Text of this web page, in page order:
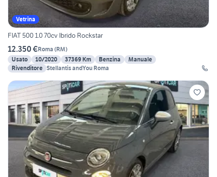
Vetrina
FIAT 500 1.0 70cv Ibrido Rockstar
12.350 €Roma (RM)
Usato
10/2020 37369 Km Benzina
Manuale
Rivenditore Stellantis andYou Roma